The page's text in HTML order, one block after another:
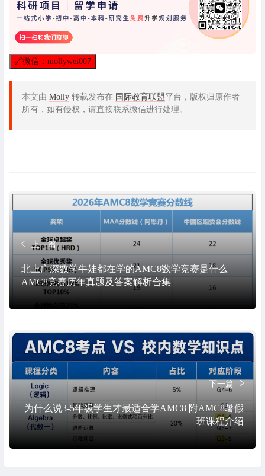
🔗微信：mollywei007
本文由 Molly 转载发布在 国际教育联盟平台，版权归原作者
所有，如有侵权，请直接联系微信进行处理。
上一篇
北上广深数学牛娃都在学的AMC8数学竞赛是什么
AMC8竞赛历年真题及答案解析合集
下一篇
为什么说3-5年级学生才最适合学AMC8 附AMC8暑假
班课程介绍